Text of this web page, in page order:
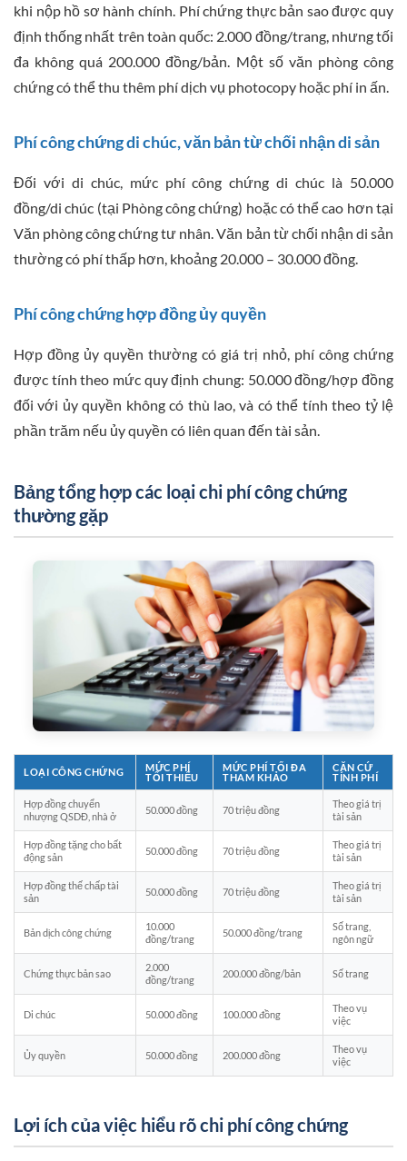
khi nộp hồ sơ hành chính. Phí chứng thực bản sao được quy
định thống nhất trên toàn quốc: 2.000 đồng/trang, nhưng tối
đa không quá 200.000 đồng/bản. Một số văn phòng công
chứng có thể thu thêm phí dịch vụ photocopy hoặc phí in ấn.
Phí công chứng di chúc, văn bản từ chối nhận di sản
Đối với di chúc, mức phí công chứng di chúc là 50.000
đồng/di chúc (tại Phòng công chứng) hoặc có thể cao hơn tại
Văn phòng công chứng tư nhân. Văn bản từ chối nhận di sản
thường có phí thấp hơn, khoảng 20.000 – 30.000 đồng.
Phí công chứng hợp đồng ủy quyền
Hợp đồng ủy quyền thường có giá trị nhỏ, phí công chứng
được tính theo mức quy định chung: 50.000 đồng/hợp đồng
đối với ủy quyền không có thù lao, và có thể tính theo tỷ lệ
phần trăm nếu ủy quyền có liên quan đến tài sản.
Bảng tổng hợp các loại chi phí công chứng
thường gặp
LOẠI CÔNG CHỨNG
MỨC PHÍ
TỐI THIỂU
MỨC PHÍ TỐI ĐA
THAM KHẢO
CĂN CỨ
TÍNH PHÍ
Hợp đồng chuyển
nhượng QSDĐ, nhà ở
50.000 đồng 70 triệu đồng
Theo giá trị
tài sản
Hợp đồng tặng cho bất
động sản
50.000 đồng 70 triệu đồng
Theo giá trị
tài sản
Hợp đồng thế chấp tài
sản
50.000 đồng 70 triệu đồng
Theo giá trị
tài sản
Bản dịch công chứng
10.000
đồng/trang
50.000 đồng/trang
Số trang,
ngôn ngữ
Chứng thực bản sao
2.000
đồng/trang
200.000 đồng/bản Số trang
Di chúc 50.000 đồng 100.000 đồng
Theo vụ
việc
Ủy quyền 50.000 đồng 200.000 đồng
Theo vụ
việc
Lợi ích của việc hiểu rõ chi phí công chứng